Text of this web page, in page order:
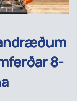
8-